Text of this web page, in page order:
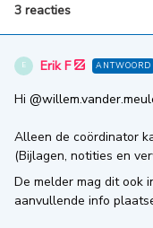
3 reacties
E Erik F ANTWOORD
Hi
Alleen de coördinator
(Bijlagen, notities en
De melder mag dit ook
aanvullende info